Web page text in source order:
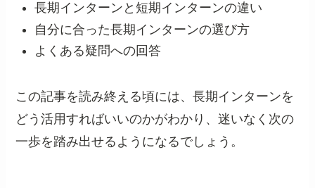
長期インターンと短期インターンの違い
自分に合った長期インターンの選び方
よくある疑問への回答
この記事を読み終える頃には、長期インターンを
どう活用すればいいのかがわかり、迷いなく次の
一歩を踏み出せるようになるでしょう。